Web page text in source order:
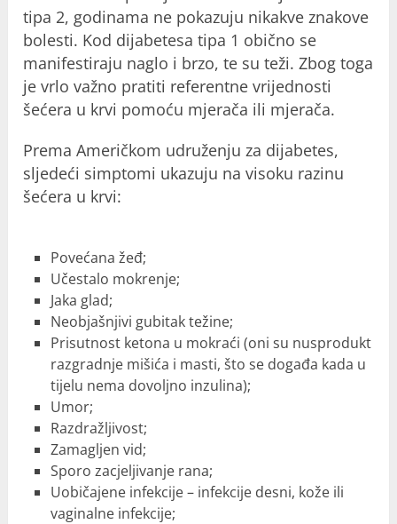
tipa 2, godinama ne pokazuju nikakve znakove
bolesti. Kod dijabetesa tipa 1 obično se
manifestiraju naglo i brzo, te su teži. Zbog toga
je vrlo važno pratiti referentne vrijednosti
šećera u krvi pomoću mjerača ili mjerača.
Prema Američkom udruženju za dijabetes,
sljedeći simptomi ukazuju na visoku razinu
šećera u krvi:
Povećana žeđ;
Učestalo mokrenje;
Jaka glad;
Neobjašnjivi gubitak težine;
Prisutnost ketona u mokraći (oni su nusprodukt
razgradnje mišića i masti, što se događa kada u
tijelu nema dovoljno inzulina);
Umor;
Razdražljivost;
Zamagljen vid;
Sporo zacjeljivanje rana;
Uobičajene infekcije – infekcije desni, kože ili
vaginalne infekcije;